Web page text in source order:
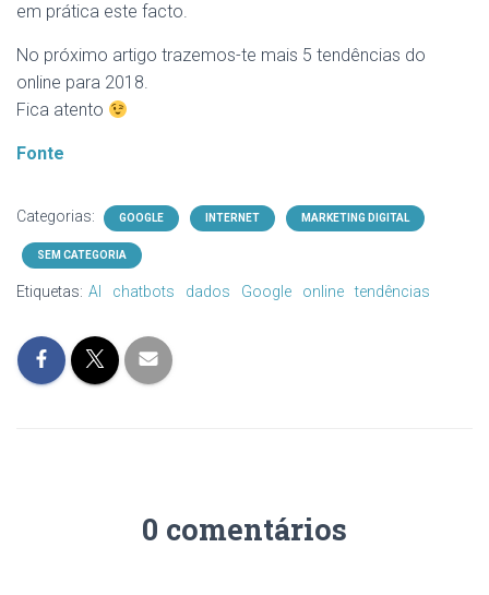
em prática este facto.
No próximo artigo trazemos-te mais 5 tendências do
online para 2018.
Fica atento
Fonte
Categorias: GOOGLE INTERNET MARKETING DIGITAL
SEM CATEGORIA
Etiquetas: AI chatbots dados Google online tendências
0 comentários